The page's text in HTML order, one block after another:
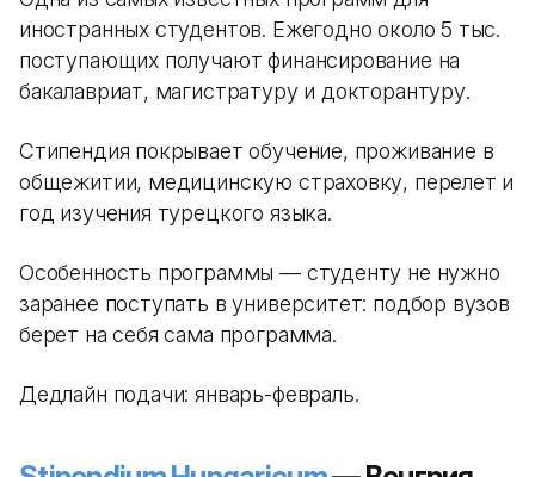
иностранных студентов. Ежегодно около 5 тыс.
поступающих получают финансирование на
бакалавриат, магистратуру и докторантуру.
Стипендия покрывает обучение, проживание в
общежитии, медицинскую страховку, перелет и
год изучения турецкого языка.
Особенность программы — студенту не нужно
заранее поступать в университет: подбор вузов
берет на себя сама программа.
Дедлайн подачи: январь-февраль.